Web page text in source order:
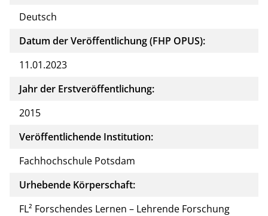
Deutsch
Datum der Veröffentlichung (FHP OPUS):
11.01.2023
Jahr der Erstveröffentlichung:
2015
Veröffentlichende Institution:
Fachhochschule Potsdam
Urhebende Körperschaft:
FL² Forschendes Lernen – Lehrende Forschung